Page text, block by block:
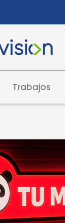
Trabajos